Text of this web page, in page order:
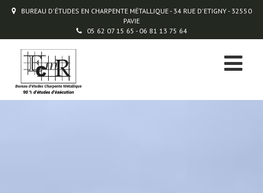
BUREAU D'ÉTUDES EN CHARPENTE MÉTALLIQUE - 34 RUE D'ETIGNY - 32550
PAVIE
05 62 07 15 65 - 06 81 13 75 64